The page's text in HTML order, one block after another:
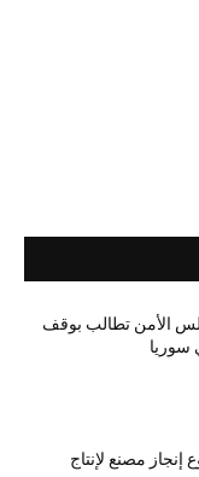
الأمن تطالب بوقف
سوريا
مصنع لإنتاج